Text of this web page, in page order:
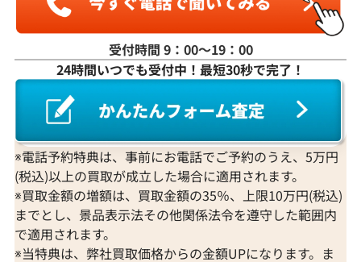
受付時間 9：00〜19：00
24時間いつでも受付中！最短30秒で完了！
※電話予約特典は、事前にお電話でご予約のうえ、5万円
(税込)以上の買取が成立した場合に適用されます。
※買取金額の増額は、買取金額の35％、上限10万円(税込)
までとし、景品表示法その他関係法令を遵守した範囲内
で適用されます。
※当特典は、弊社買取価格からの金額UPになります。ま